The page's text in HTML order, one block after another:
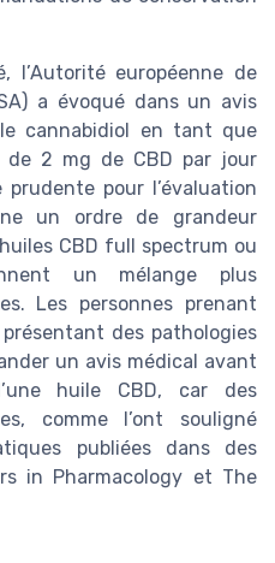
l’Autorité européenne de
a évoqué dans un avis
cannabidiol en tant que
de 2 mg de CBD par jour
pour l’évaluation
un ordre de grandeur
CBD full spectrum ou
un mélange plus
Les personnes prenant
des pathologies
un avis médical avant
huile CBD, car des
comme l’ont souligné
publiées dans des
in Pharmacology et The